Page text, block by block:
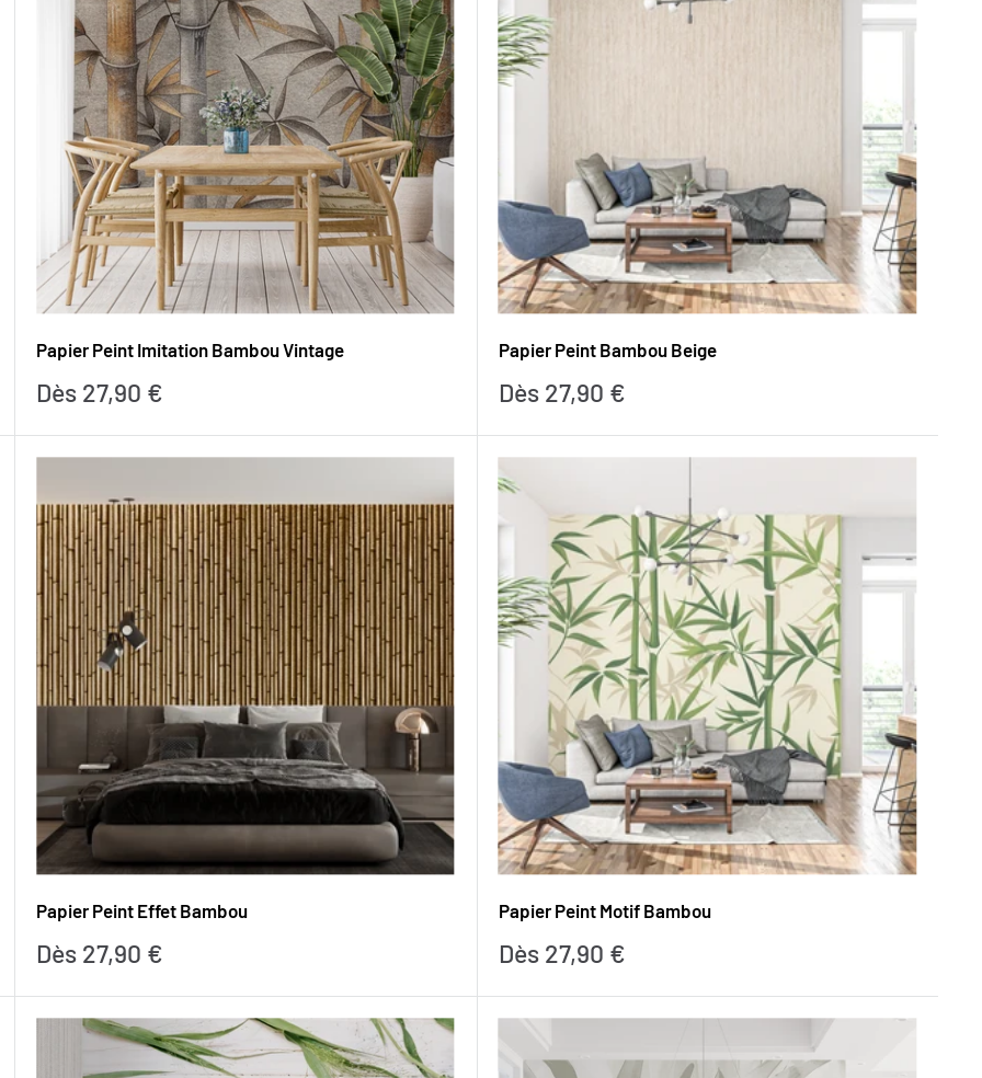
Papier Peint Imitation Bambou Vintage
Prix
Dès 27,90 €
Papier Peint Bambou Beige
Prix
Dès 27,90 €
Papier Peint Effet Bambou
Prix
Dès 27,90 €
Papier Peint Motif Bambou
Prix
Dès 27,90 €